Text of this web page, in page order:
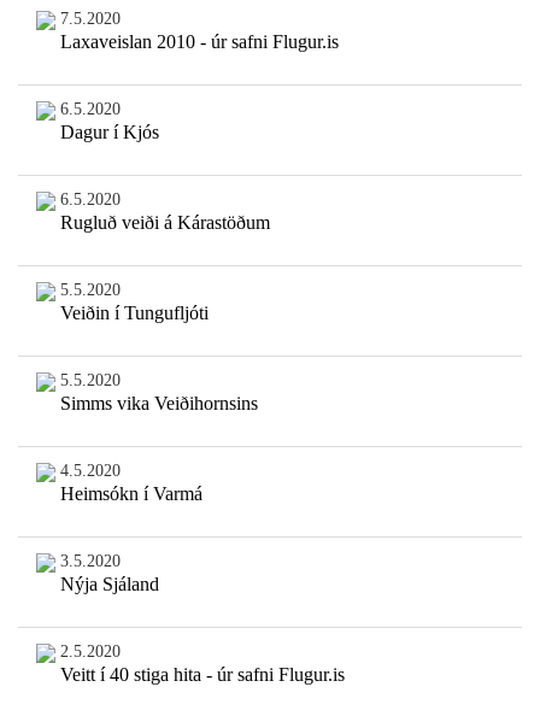
7.5.2020
Laxaveislan 2010 - úr safni Flugur.is
6.5.2020
Dagur í Kjós
6.5.2020
Rugluð veiði á Kárastöðum
5.5.2020
Veiðin í Tungufljóti
5.5.2020
Simms vika Veiðihornsins
4.5.2020
Heimsókn í Varmá
3.5.2020
Nýja Sjáland
2.5.2020
Veitt í 40 stiga hita - úr safni Flugur.is